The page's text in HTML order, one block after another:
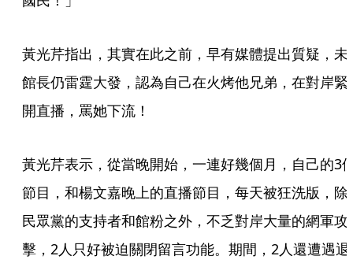
黃光芹指出，其實在此之前，早有媒體提出質疑，未
館長仍雷霆大發，認為自己在火烤他兄弟，在對岸緊
開直播，罵她下流！
黃光芹表示，從當晚開始，一連好幾個月，自己的3
節目，和楊文嘉晚上的直播節目，每天被狂洗版，除
民眾黨的支持者和館粉之外，不乏對岸大量的網軍攻
擊，2人只好被迫關閉留言功能。期間，2人還遭遇退